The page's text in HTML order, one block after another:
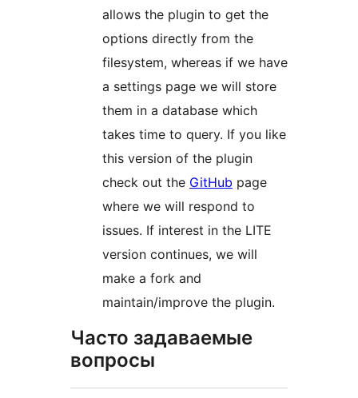
allows the plugin to get the
options directly from the
filesystem, whereas if we have
a settings page we will store
them in a database which
takes time to query. If you like
this version of the plugin
check out the GitHub page
where we will respond to
issues. If interest in the LITE
version continues, we will
make a fork and
maintain/improve the plugin.
Часто задаваемые
вопросы